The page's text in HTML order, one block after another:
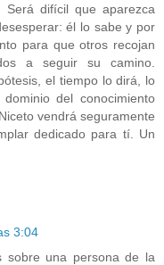
Será difícil que aparezca
él lo sabe y por
para que otros recojan
a seguir su camino.
el tiempo lo dirá, lo
del conocimiento
vendrá seguramente
dedicado para tí. Un
3:04
sobre una persona de la